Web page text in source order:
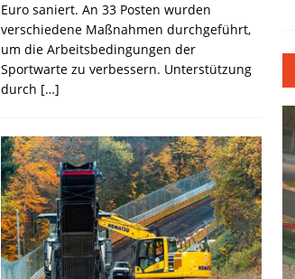
Euro saniert. An 33 Posten wurden
verschiedene Maßnahmen durchgeführt,
um die Arbeitsbedingungen der
Sportwarte zu verbessern. Unterstützung
durch […]